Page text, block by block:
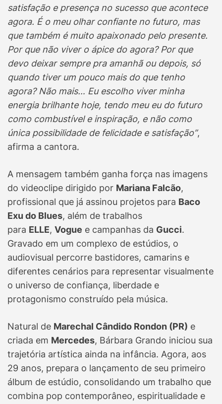
satisfação e presença no sucesso que acontece
agora. É o meu olhar confiante no futuro, mas
que também é muito apaixonado pelo presente.
Por que não viver o ápice do agora? Por que
devo deixar sempre pra amanhã ou depois, só
quando tiver um pouco mais do que tenho
agora? Não mais… Eu escolho viver minha
energia brilhante hoje, tendo meu eu do futuro
como combustível e inspiração, e não como
única possibilidade de felicidade e satisfação”,
afirma a cantora.
A mensagem também ganha força nas imagens
do videoclipe dirigido por Mariana Falcão,
profissional que já assinou projetos para Baco
Exu do Blues, além de trabalhos
para ELLE, Vogue e campanhas da Gucci.
Gravado em um complexo de estúdios, o
audiovisual percorre bastidores, camarins e
diferentes cenários para representar visualmente
o universo de confiança, liberdade e
protagonismo construído pela música.
Natural de Marechal Cândido Rondon (PR) e
criada em Mercedes, Bárbara Grando iniciou sua
trajetória artística ainda na infância. Agora, aos
29 anos, prepara o lançamento de seu primeiro
álbum de estúdio, consolidando um trabalho que
combina pop contemporâneo, espiritualidade e